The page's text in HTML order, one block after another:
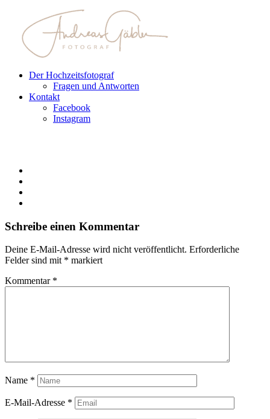
Der Hochzeitsfotograf
Fragen und Antworten
Kontakt
Facebook
Instagram
Schreibe einen Kommentar
Deine E-Mail-Adresse wird nicht veröffentlicht. Erforderliche
Felder sind mit * markiert
Kommentar *
Name *
E-Mail-Adresse *